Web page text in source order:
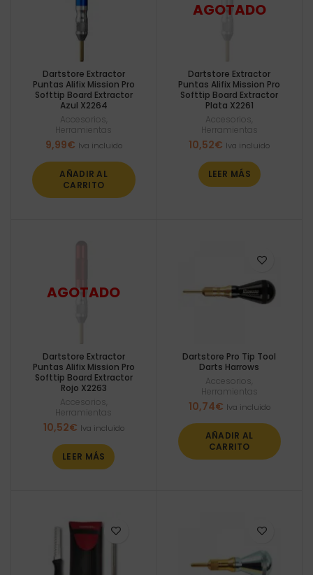
Dartstore Extractor
Puntas Alifix Mission Pro
Softtip Board Extractor
Azul X2264
Accesorios
Herramientas
9,99€ Iva incluido
AÑADIR AL
CARRITO
Dartstore Extractor
Puntas Alifix Mission Pro
Softtip Board Extractor
Plata X2261
Accesorios
Herramientas
10,52€ Iva incluido
LEER MÁS
Dartstore Extractor
Puntas Alifix Mission Pro
Softtip Board Extractor
Rojo X2263
Accesorios
Herramientas
10,52€ Iva incluido
LEER MÁS
Dartstore Pro Tip Tool
Darts Harrows
Accesorios
Herramientas
10,74€ Iva incluido
AÑADIR AL
CARRITO